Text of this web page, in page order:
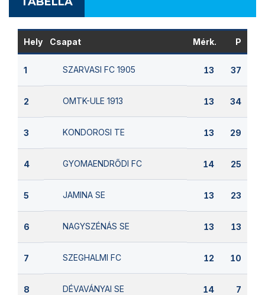
Hely Csapat Mérk. P
1 SZARVASI FC 1905 13 37
2 OMTK-ULE 1913 13 34
3 KONDOROSI TE 13 29
4 GYOMAENDRŐDI FC 14 25
5 JAMINA SE 13 23
6 NAGYSZÉNÁS SE 13 13
7 SZEGHALMI FC 12 10
8 DÉVAVÁNYAI SE 14 7